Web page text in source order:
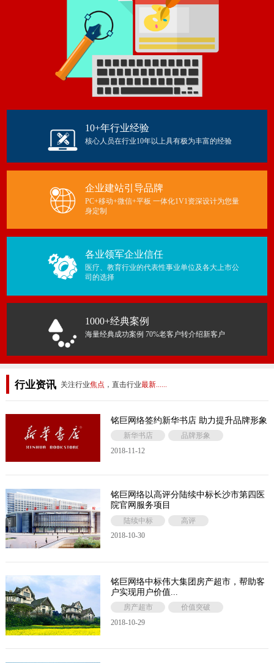
10+年行业经验
核心人员在行业10年以上具有极为丰富的经验
企业建站引导品牌
PC+移动+微信+平板 一体化1V1资深设计为您量
身定制
各业领军企业信任
医疗、教育行业的代表性事业单位及各大上市公
司的选择
1000+经典案例
海量经典成功案例 70%老客户转介绍新客户
行业资讯 关注行业焦点 ，直击行业最新......
铭巨网络签约新华书店 助力提升品牌形象
新华书店
品牌形象
2018-11-12
铭巨网络以高评分陆续中标长沙市第四医
院官网服务项目
陆续中标
高评
2018-10-30
铭巨网络中标伟大集团房产超市，帮助客
户实现用户价值...
房产超市
价值突破
2018-10-29